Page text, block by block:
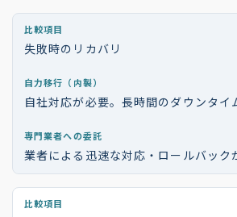
失敗時のリカバリ
自社対応が必要。長時間のダウンタイ
業者による迅速な対応・ロールバック